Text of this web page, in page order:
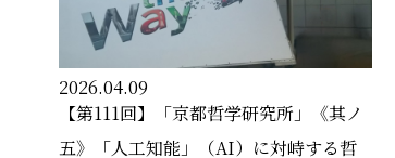
2026.04.09
【第111回】「京都哲学研究所」《其ノ
五》「人工知能」（AI）に対峙する哲